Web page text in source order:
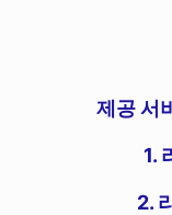
제공 서
1.
2.